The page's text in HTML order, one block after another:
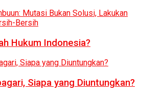
Hukum Indonesia?
Siapa yang Diuntungkan?